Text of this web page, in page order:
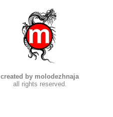
created by molodezhnaja
all rights reserved.